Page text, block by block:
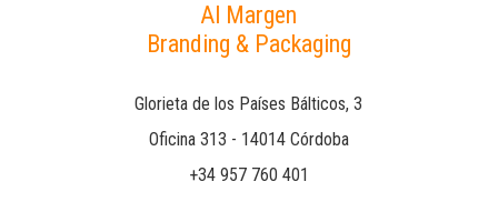
Al Margen
Branding & Packaging
Glorieta de los Países Bálticos, 3
Oficina 313 - 14014 Córdoba
+34 957 760 401